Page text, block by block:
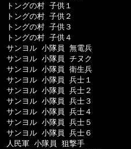
グの村 子供１
ングの村 子供２
グの村 子供３
グの村 子供４
ヨル 小隊員 無電兵
ヨル 小隊員 チヌク
ヨル 小隊員 衛生兵
ヨル 小隊員 兵士１
ンヨル 小隊員 兵士２
ヨル 小隊員 兵士３
ンヨル 小隊員 兵士４
ヨル 小隊員 兵士５
ヨル 小隊員 兵士６
軍 小隊員 狙撃手